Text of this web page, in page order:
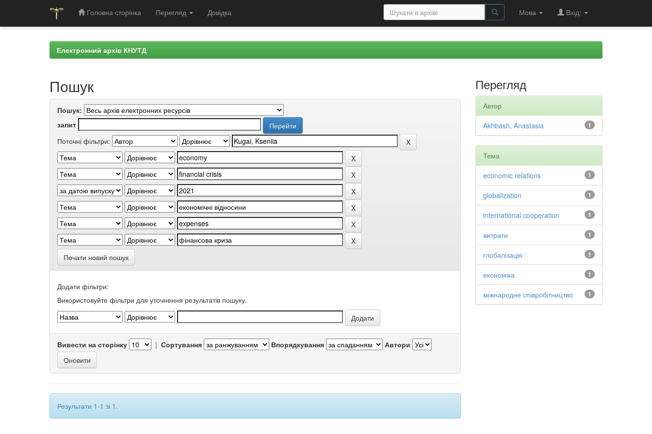
Головна сторінка Перегляд Довідка Мова Вхід:
Електронний архів КНУТД
Пошук
Пошук:
запит
Поточні фільтри:
Почати новий пошук
Додати фільтри:
Використовуйте фільтри для уточнення результатів пошуку.
Вивести на сторінку | Сортування Впорядкування Автори
Результати 1-1 зі 1.
Перегляд
Автор
1
Akhbash, Anastasia
Тема
1
economic relations
1
globalization
1
international cooperation
1
витрати
1
глобалізація
1
економіка
1
міжнародне співробітництво